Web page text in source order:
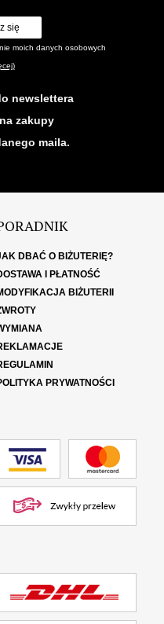
się
moich danych osobowych
newslettera
zakupy
maila.
DBAĆ O BIŻUTERIĘ?
I PŁATNOŚĆ
BIŻUTERII
PRYWATNOŚCI